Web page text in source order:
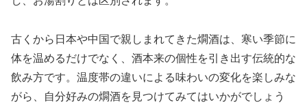
古くから日本や中国で親しまれてきた燗酒は、寒い季節に
体を温めるだけでなく、酒本来の個性を引き出す伝統的な
飲み方です。温度帯の違いによる味わいの変化を楽しみな
がら、自分好みの燗酒を見つけてみてはいかがでしょう